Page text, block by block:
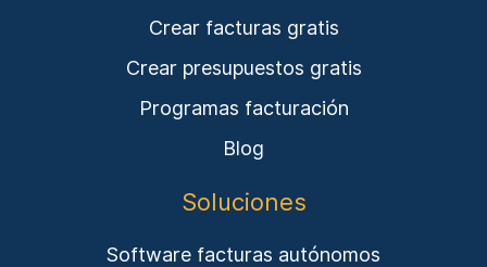
Crear facturas gratis
Crear presupuestos gratis
Programas facturación
Blog
Soluciones
Software facturas autónomos